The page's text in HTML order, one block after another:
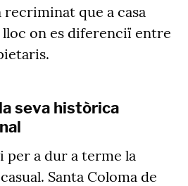
que a casa
on es diferenciï entre
seva històrica
per a dur a terme la
Santa Coloma de